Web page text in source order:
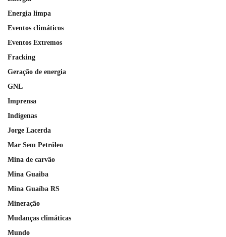
Energia limpa
Eventos climáticos
Eventos Extremos
Fracking
Geração de energia
GNL
Imprensa
Indígenas
Jorge Lacerda
Mar Sem Petróleo
Mina de carvão
Mina Guaiba
Mina Guaíba RS
Mineração
Mudanças climáticas
Mundo